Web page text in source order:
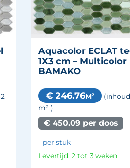
Aquacolor ECLAT
1X3 cm – Multicolor
BAMAKO
€ 246.76M²
(inhoud
m² )
€ 450.09 per doos
per stuk
Levertijd: 2 tot 3 weken